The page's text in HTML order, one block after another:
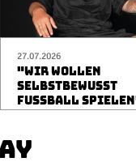
27.07.2026
"WIR WOLLEN
SELBSTBEWUSST
FUSSBALL